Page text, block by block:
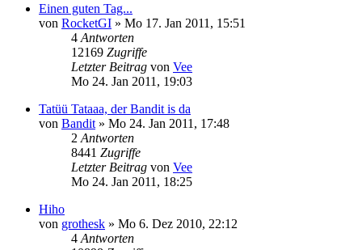
Einen guten Tag...
von RocketGI » Mo 17. Jan 2011, 15:51
4 Antworten
12169 Zugriffe
Letzter Beitrag von Vee
Mo 24. Jan 2011, 19:03
Tatüü Tataaa, der Bandit is da
von Bandit » Mo 24. Jan 2011, 17:48
2 Antworten
8441 Zugriffe
Letzter Beitrag von Vee
Mo 24. Jan 2011, 18:25
Hiho
von grothesk » Mo 6. Dez 2010, 22:12
4 Antworten